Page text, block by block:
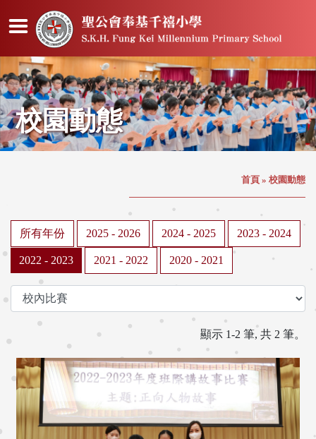
校園動態
首頁 » 校園動態
所有年份 2025 - 2026 2024 - 2025 2023 - 2024
2022 - 2023 2021 - 2022 2020 - 2021
顯示 1-2 筆, 共 2 筆。